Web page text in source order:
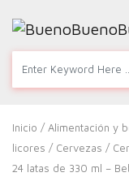
Inicio / Alimentación y
licores / Cervezas /
24 latas de 330 ml –